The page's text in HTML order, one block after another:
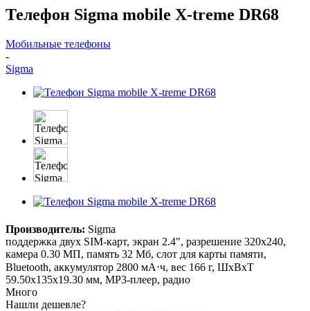
Телефон Sigma mobile X-treme DR68
Мобильные телефоны
-
Sigma
Производитель: Sigma
поддержка двух SIM-карт, экран 2.4", разрешение 320x240,
камера 0.30 МП, память 32 Мб, слот для карты памяти,
Bluetooth, аккумулятор 2800 мА⋅ч, вес 166 г, ШxВxТ
59.50x135x19.30 мм, MP3-плеер, радио
Много
Нашли дешевле?